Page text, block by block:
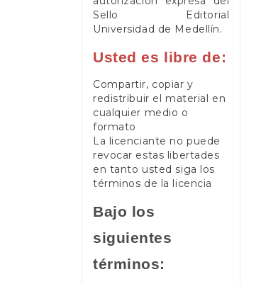
Sello Editorial
Universidad de Medellín.
Usted es libre de:
Compartir, copiar y
redistribuir el material en
cualquier medio o
formato
La licenciante no puede
revocar estas libertades
en tanto usted siga los
términos de la licencia
Bajo los
siguientes
términos: